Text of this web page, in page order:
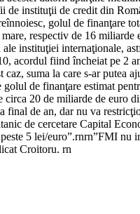
instituţii de credit din
golul de finanţare
respectiv de 16
instituţiei internaţionale,
fiind încheiat pe 2
suma la care s-ar putea
de finanţare estimat
20 de miliarde de euro
de an, dar nu va
de cercetare Capital
5 lei/euro”.rnrn”FMI
Croitoru. rn